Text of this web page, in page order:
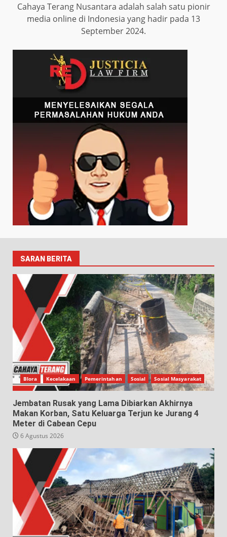
Cahaya Terang Nusantara adalah salah satu pionir
media online di Indonesia yang hadir pada 13
September 2024.
SARAN BERITA
Blora Kecelakaan Pemerintahan Sosial Sosial Masyarakat
Jembatan Rusak yang Lama Dibiarkan Akhirnya
Makan Korban, Satu Keluarga Terjun ke Jurang 4
Meter di Cabean Cepu
6 Agustus 2026